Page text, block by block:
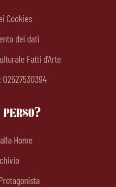
Cookies
dei dati
Fatti d'Arte
Home